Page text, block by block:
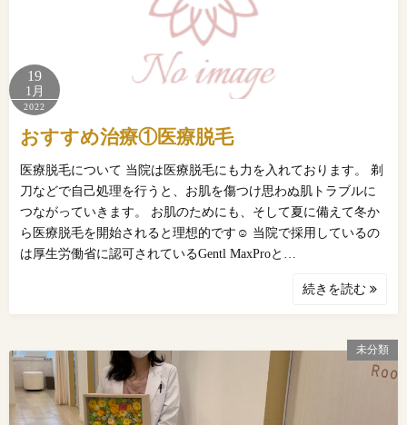
19
1月
2022
おすすめ治療①医療脱毛
医療脱毛について 当院は医療脱毛にも力を入れております。 剃
刀などで自己処理を行うと、お肌を傷つけ思わぬ肌トラブルに
つながっていきます。 お肌のためにも、そして夏に備えて冬か
ら医療脱毛を開始されると理想的です☺ 当院で採用しているの
は厚生労働省に認可されているGentl MaxProと…
続きを読む
未分類